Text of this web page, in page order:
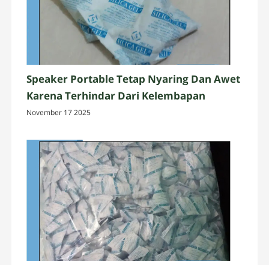
Speaker Portable Tetap Nyaring Dan Awet
Karena Terhindar Dari Kelembapan
November 17 2025